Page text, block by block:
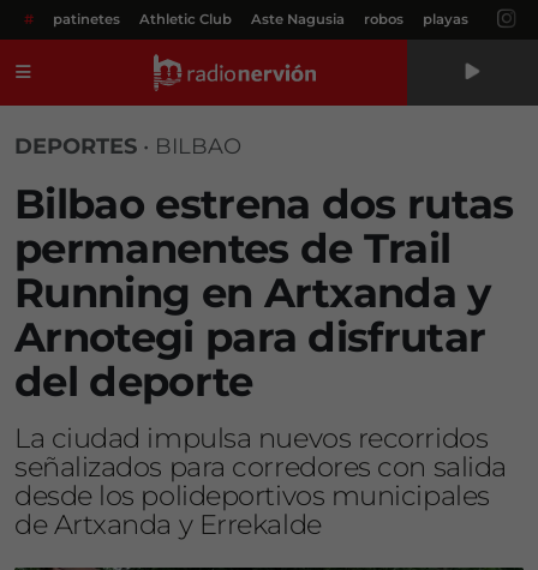
# patinetes Athletic Club Aste Nagusia robos playas
DEPORTES • BILBAO
Bilbao estrena dos rutas
permanentes de Trail
Running en Artxanda y
Arnotegi para disfrutar
del deporte
La ciudad impulsa nuevos recorridos
señalizados para corredores con salida
desde los polideportivos municipales
de Artxanda y Errekalde